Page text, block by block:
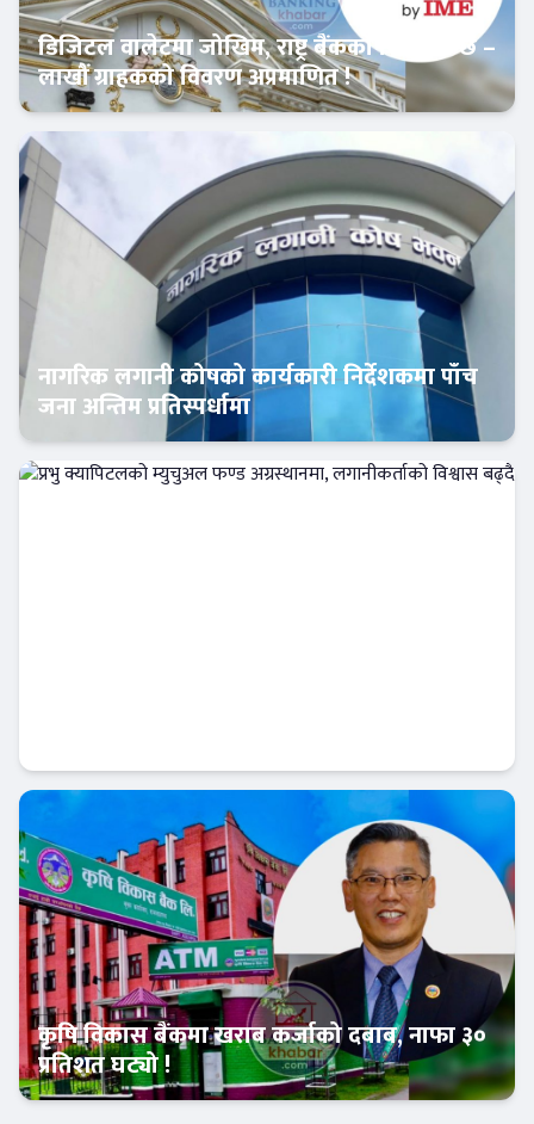
डिजिटल वालेटमा जोखिम, राष्ट्र बैंकको रिपोर्ट भन्छ –
लाखौं ग्राहकको विवरण अप्रमाणित !
Banner News
नागरिक लगानी कोषको कार्यकारी निर्देशकमा पाँच
जना अन्तिम प्रतिस्पर्धामा
Banner News
कृषि विकास बैंकमा खराब कर्जाको दबाब, नाफा ३०
प्रतिशत घट्यो !